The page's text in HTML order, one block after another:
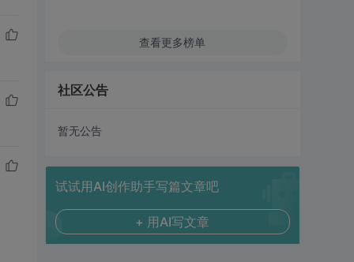
查看更多榜单
社区公告
暂无公告
试试用AI创作助手写篇文章吧
+ 用AI写文章